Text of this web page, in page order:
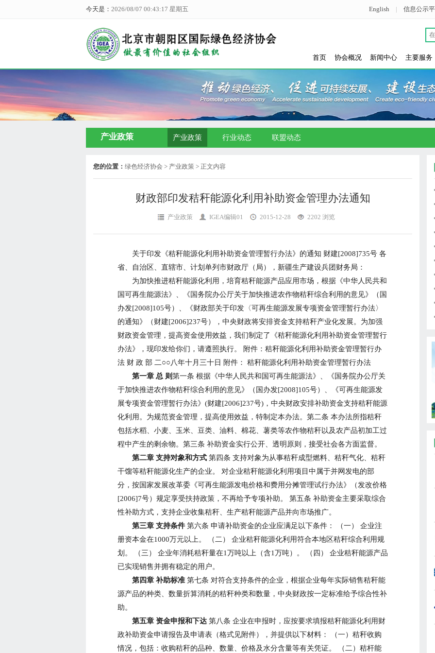
今天是： 2026/08/07 00:43:17 星期五 English | 信息公示
首页 协会概况 新闻中心 主要服务
产业政策 产业政策 行业动态 联盟动态
您的位置： 绿色经济协会 > 产业政策 > 正文内容
财政部印发秸秆能源化利用补助资金管理办法通知
产业政策 IGEA编辑01 2015-12-28 2202 浏览
关于印发《秸秆能源化利用补助资金管理暂行办法》的通知 财建[2008]735号 各
省、自治区、直辖市、计划单列市财政厅（局），新疆生产建设兵团财务局：
为加快推进秸秆能源化利用，培育秸秆能源产品应用市场，根据《中华人民共和
国可再生能源法》、《国务院办公厅关于加快推进农作物秸秆综合利用的意见》（国
办发[2008]105号）、《财政部关于印发〈可再生能源发展专项资金管理暂行办法〉
的通知》（财建[2006]237号），中央财政将安排资金支持秸秆产业化发展。为加强
财政资金管理，提高资金使用效益，我们制定了《秸秆能源化利用补助资金管理暂行
办法》，现印发给你们，请遵照执行。 附件：秸秆能源化利用补助资金管理暂行办
法 财 政 部 二○○八年十月三十日 附件： 秸秆能源化利用补助资金管理暂行办法
第一章 总 则第一条 根据《中华人民共和国可再生能源法》、《国务院办公厅关
于加快推进农作物秸秆综合利用的意见》（国办发[2008]105号）、《可再生能源发
展专项资金管理暂行办法》(财建[2006]237号)，中央财政安排补助资金支持秸秆能源
化利用。为规范资金管理，提高使用效益，特制定本办法。第二条 本办法所指秸秆
包括水稻、小麦、玉米、豆类、油料、棉花、薯类等农作物秸秆以及农产品初加工过
程中产生的剩余物。第三条 补助资金实行公开、透明原则，接受社会各方面监督。
第二章 支持对象和方式 第四条 支持对象为从事秸秆成型燃料、秸秆气化、秸秆
干馏等秸秆能源化生产的企业。 对企业秸秆能源化利用项目中属于并网发电的部
分，按国家发展改革委《可再生能源发电价格和费用分摊管理试行办法》（发改价格
[2006]7号）规定享受扶持政策，不再给予专项补助。 第五条 补助资金主要采取综合
性补助方式，支持企业收集秸秆、生产秸秆能源产品并向市场推广。
第三章 支持条件第六条 申请补助资金的企业应满足以下条件： （一） 企业注
册资本金在1000万元以上。 （二） 企业秸秆能源化利用符合本地区秸秆综合利用规
划。 （三） 企业年消耗秸秆量在1万吨以上（含1万吨）。 （四） 企业秸秆能源产品
已实现销售并拥有稳定的用户。
第四章 补助标准 第七条 对符合支持条件的企业，根据企业每年实际销售秸秆能
源产品的种类、数量折算消耗的秸秆种类和数量，中央财政按一定标准给予综合性补
助。
第五章 资金申报和下达 第八条 企业在申报时，应按要求填报秸秆能源化利用财
政补助资金申请报告及申请表（格式见附件），并提供以下材料： （一）秸秆收购
情况，包括：收购秸秆的品种、数量、价格及水分含量等有关凭证。 （二）秸杆能